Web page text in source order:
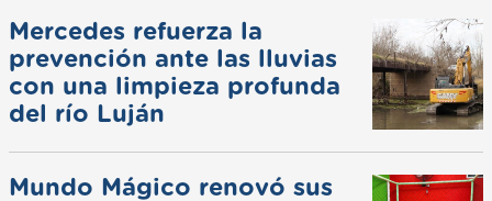
Mercedes refuerza la
prevención ante las lluvias
con una limpieza profunda
del río Luján
Mundo Mágico renovó sus